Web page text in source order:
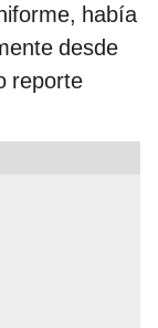
había
desde
reporte